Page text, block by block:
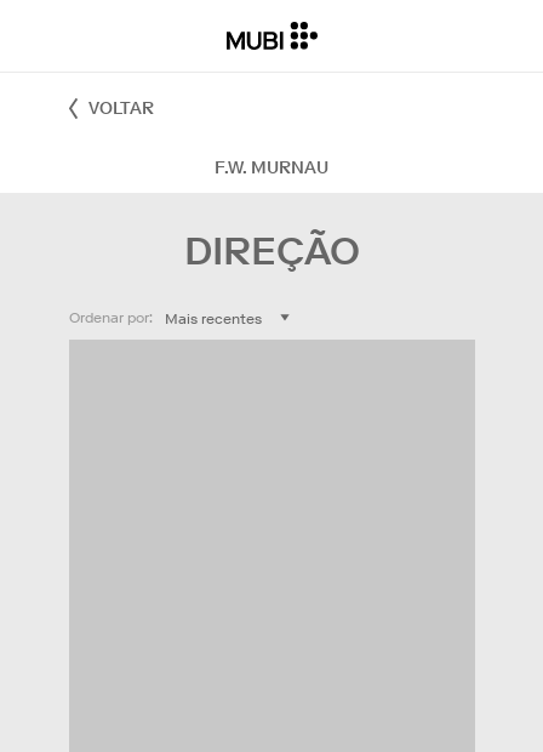
VOLTAR
F.W. MURNAU
DIREÇÃO
Ordenar por: